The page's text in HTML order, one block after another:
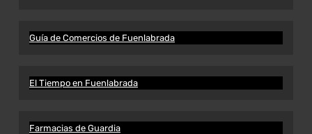
Guía de Comercios de Fuenlabrada
El Tiempo en Fuenlabrada
Farmacias de Guardia